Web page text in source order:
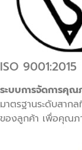
ISO 9001:2015
ระบบการจัดการคุ
มาตรฐานระดับสาก
ของลูกค้า เพื่อคุณภ